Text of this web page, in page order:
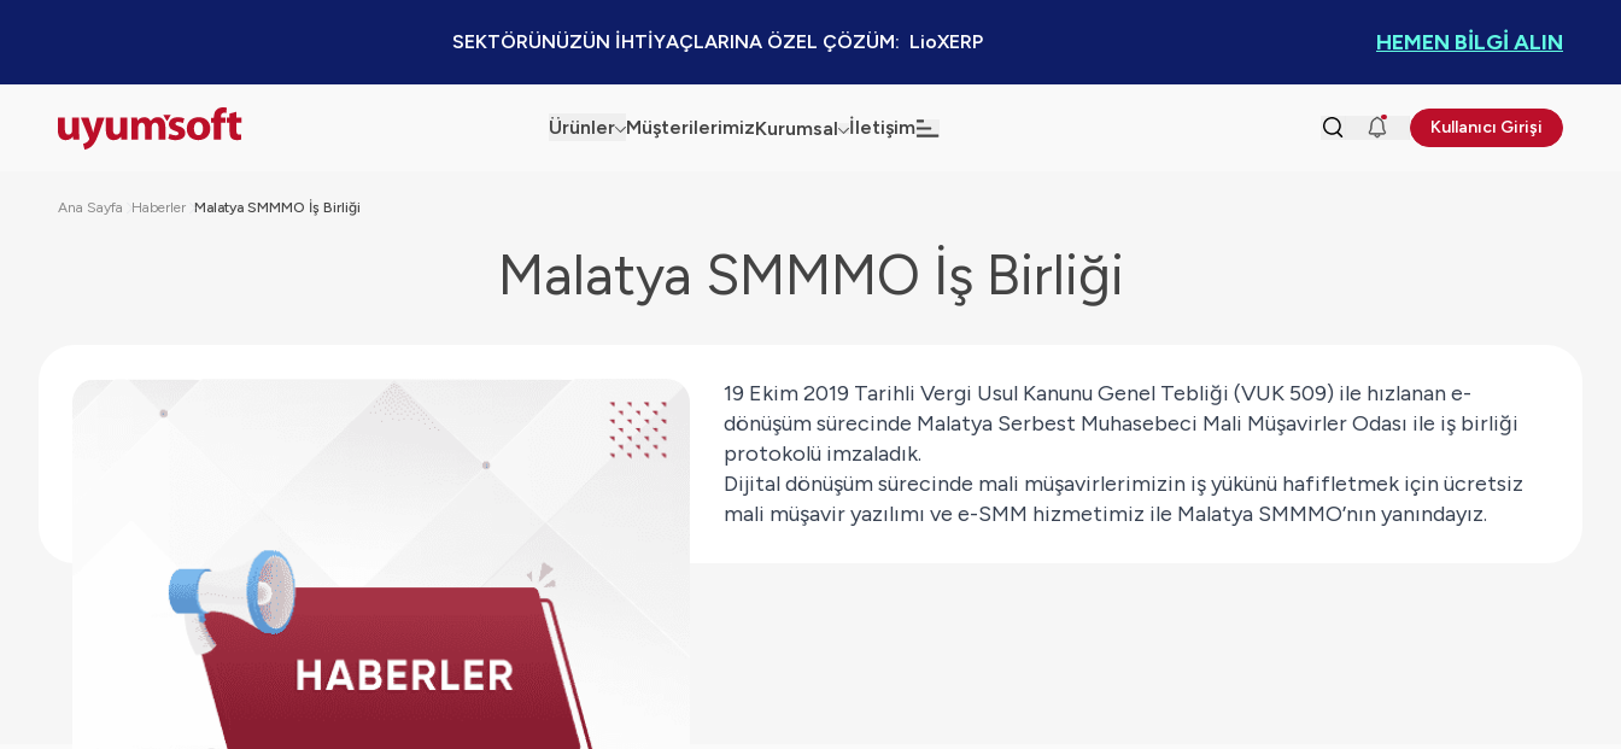
SEKTÖRÜNÜZÜN İHTİYAÇLARINA ÖZEL ÇÖZÜM:  LioXERP HEMEN BİLGİ ALIN
Ürünler MüşterilerimizKurumsal
Sürdürülebilirlik
Bilgi Toplumu Hizmetleri
İletişim
Kaynaklar
Sektörel Çözümler
İş Ortaklığı Platformu
Kullanıcı Girişi
Ana Sayfa Haberler Malatya SMMMO İş Birliği
Malatya SMMMO İş Birliği
19 Ekim 2019 Tarihli Vergi Usul Kanunu Genel Tebliği (VUK 509) ile hızlanan e-
dönüşüm sürecinde Malatya Serbest Muhasebeci Mali Müşavirler Odası ile iş birliği
protokolü imzaladık.
Dijital dönüşüm sürecinde mali müşavirlerimizin iş yükünü hafifletmek için ücretsiz
mali müşavir yazılımı ve e-SMM hizmetimiz ile Malatya SMMMO’nın yanındayız.